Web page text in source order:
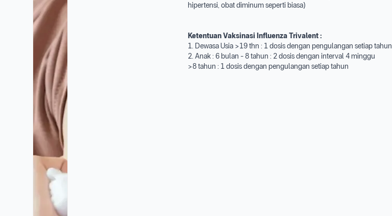
hipertensi, obat diminum seperti biasa)
Ketentuan Vaksinasi InfluenzaTrivalent:
1. Dewasa Usia >19 thn : 1 dosis dengan pengulangan setiap tahun
2. Anak : 6 bulan - 8 tahun : 2 dosis dengan interval 4 minggu
>8 tahun : 1 dosis dengan pengulangan setiap tahun